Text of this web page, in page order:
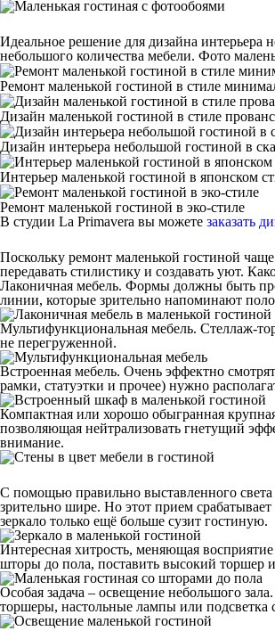
Идеальное решение для дизайна
небольшого количества мебели. Фото
Ремонт маленькой гостиной в стиле
Дизайн маленькой гостиной в стиле прованс
Дизайн интерьера небольшой гостиной в
Интерьер маленькой гостиной в японском
Ремонт маленькой гостиной в эко-стиле
В студии La Primavera вы можете заказать
Поскольку ремонт маленькой гостиной
передавать стилистику и создавать уют.
Лаконичная мебель. Формы должны быть
линии, которые зрительно напоминают
Мультифункциональная мебель. Стеллаж-
не перегруженной.
Встроенная мебель. Очень эффектно
рамки, статуэтки и прочее) нужно
Компактная или хорошо обыгранная
позволяющая нейтрализовать гнетущий
внимание.
С помощью правильно выставленного
зрительно шире. Но этот прием
зеркало только ещё больше сузит гостиную.
Интересная хитрость, меняющая
шторы до пола, поставить высокий торшер
Особая задача – освещение небольшого
торшеры, настольные лампы или подсветка